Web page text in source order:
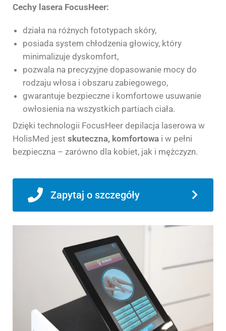
Cechy lasera FocusHeer:
działa na różnych fototypach skóry,
posiada system chłodzenia głowicy, który
minimalizuje dyskomfort,
pozwala na precyzyjne dopasowanie mocy do
rodzaju włosa i obszaru zabiegowego,
gwarantuje bezpieczne i komfortowe usuwanie
owłosienia na wszystkich partiach ciała.
Dzięki technologii FocusHeer depilacja laserowa w
HolisMed jest skuteczna, komfortowa i w pełni
bezpieczna – zarówno dla kobiet, jak i mężczyzn.
Zapytaj o szczegóły